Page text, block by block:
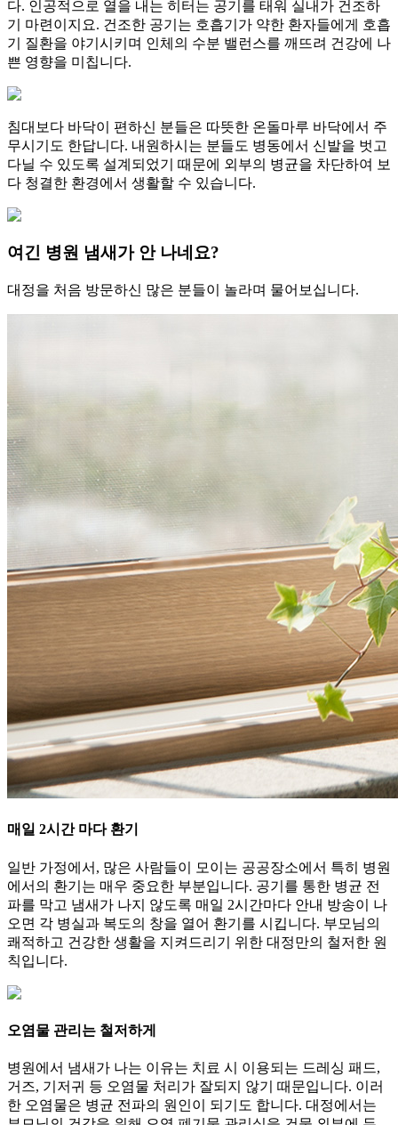
다. 인공적으로 열을 내는 히터는 공기를 태워 실내가 건조하
기 마련이지요. 건조한 공기는 호흡기가 약한 환자들에게 호흡
기 질환을 야기시키며 인체의 수분 밸런스를 깨뜨려 건강에 나
쁜 영향을 미칩니다.
침대보다 바닥이 편하신 분들은 따뜻한 온돌마루 바닥에서 주
무시기도 한답니다. 내원하시는 분들도 병동에서 신발을 벗고
다닐 수 있도록 설계되었기 때문에 외부의 병균을 차단하여 보
다 청결한 환경에서 생활할 수 있습니다.
여긴 병원 냄새가 안 나네요?
대정을 처음 방문하신 많은 분들이 놀라며 물어보십니다.
매일 2시간 마다 환기
일반 가정에서, 많은 사람들이 모이는 공공장소에서 특히 병원
에서의 환기는 매우 중요한 부분입니다. 공기를 통한 병균 전
파를 막고 냄새가 나지 않도록 매일 2시간마다 안내 방송이 나
오면 각 병실과 복도의 창을 열어 환기를 시킵니다. 부모님의
쾌적하고 건강한 생활을 지켜드리기 위한 대정만의 철저한 원
칙입니다.
오염물 관리는 철저하게
병원에서 냄새가 나는 이유는 치료 시 이용되는 드레싱 패드,
거즈, 기저귀 등 오염물 처리가 잘되지 않기 때문입니다. 이러
한 오염물은 병균 전파의 원인이 되기도 합니다. 대정에서는